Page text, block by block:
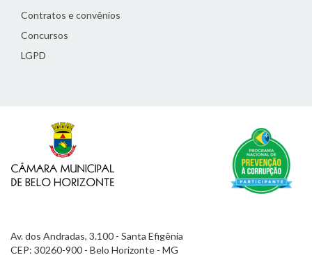
Contratos e convênios
Concursos
LGPD
Av. dos Andradas, 3.100 - Santa Efigênia
CEP: 30260-900 - Belo Horizonte - MG